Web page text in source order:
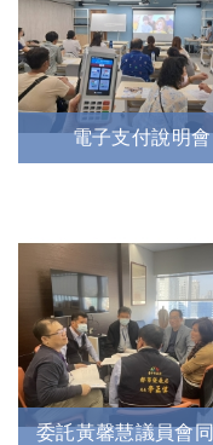
電子支付說明會